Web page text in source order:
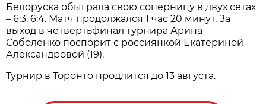
Белоруска обыграла свою соперницу в двух сетах
– 6:3, 6:4. Матч продолжался 1 час 20 минут. За
выход в четвертьфинал турнира Арина
Соболенко поспорит с россиянкой Екатериной
Александровой (19).
Турнир в Торонто продлится до 13 августа.